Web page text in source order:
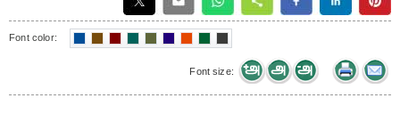
Font color:
Font size: